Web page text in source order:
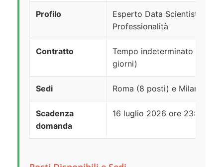
Profilo
Esperto Data Scientist –
Professionalità
Contratto
Tempo indeterminato (con
giorni)
Sedi Roma (8 posti) e Milano (2
Scadenza
domanda
16 luglio 2026 ore 23:59